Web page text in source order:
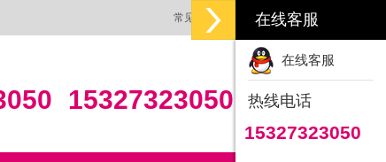
常见问题 | 联系我们
15327323050
在线客服
在线客服
热线电话
15327323050